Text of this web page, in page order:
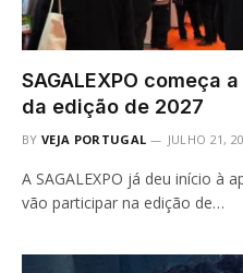
SAGALEXPO começa
da edição de 2027
BY VEJA PORTUGAL JULHO 21,
A SAGALEXPO já deu início à
vão participar na edição de…